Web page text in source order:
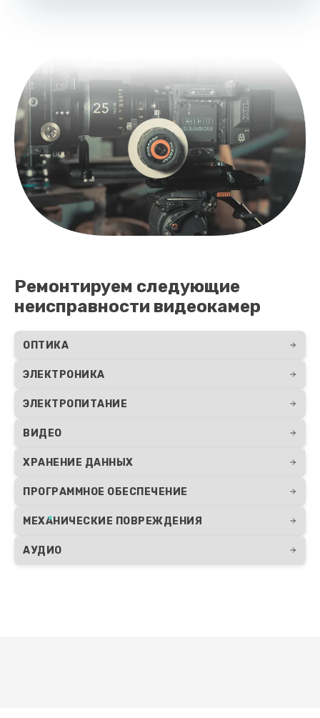
Ремонтируем следующие
неисправности видеокамер
ОПТИКА
ЭЛЕКТРОНИКА
ЭЛЕКТРОПИТАНИЕ
ВИДЕО
ХРАНЕНИЕ ДАННЫХ
ПРОГРАММНОЕ ОБЕСПЕЧЕНИЕ
МЕХАНИЧЕСКИЕ ПОВРЕЖДЕНИЯ
АУДИО